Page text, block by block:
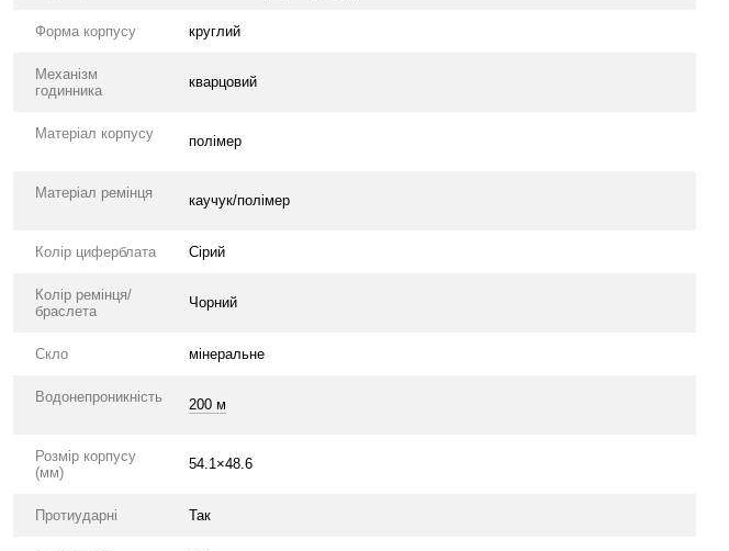
Форма корпусу круглий
Механізм
годинника
кварцовий
Матеріал корпусу полімер
Матеріал ремінця каучук/полімер
Колір циферблата Сірий
Колір ремінця/
браслета
Чорний
Скло мінеральне
Водонепроникність 200 м
Розмір корпусу
(мм)
54.1×48.6
Протиударні Так